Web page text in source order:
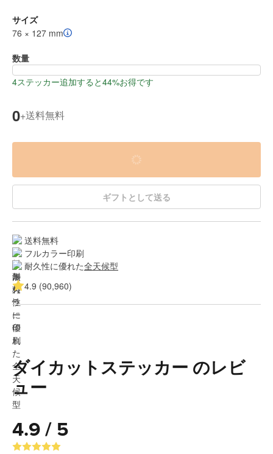
サイズ
76 × 127 mm
数量
4ステッカー追加すると44%お得です
0+送料無料
ギフトとして送る
送料無料
フルカラー印刷
耐久性に優れた全天候型
4.9 (90,960)
ダイカットステッカー のレビ
ュー
4.9 / 5